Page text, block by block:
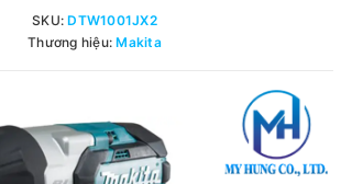
SKU:DTW1001JX2
Thương hiệu:Makita